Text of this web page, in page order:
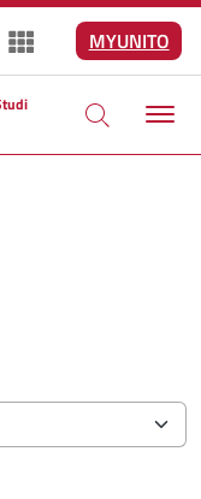
Altri social
MYUNITO